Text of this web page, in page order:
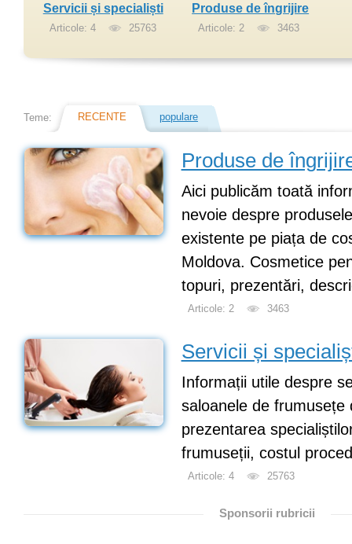
Servicii și specialiști
Articole: 4 25763
Produse de îngrijire
Articole: 2 3463
Teme: RECENTE populare
Produse de
Aici publicăm toată
nevoie despre
existente pe piața de
Moldova. Cosmetice
topuri, prezentări,
Articole: 2 3463
Servicii și
Informații utile despre
saloanele de frumusețe
prezentarea
frumuseții, costul
Articole: 4 25763
Sponsorii rubricii